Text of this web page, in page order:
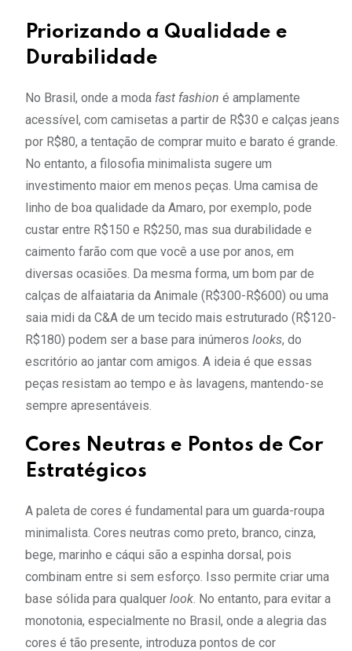
Priorizando a Qualidade e
Durabilidade
No Brasil, onde a moda fast fashion é amplamente
acessível, com camisetas a partir de R$30 e calças jeans
por R$80, a tentação de comprar muito e barato é grande.
No entanto, a filosofia minimalista sugere um
investimento maior em menos peças. Uma camisa de
linho de boa qualidade da Amaro, por exemplo, pode
custar entre R$150 e R$250, mas sua durabilidade e
caimento farão com que você a use por anos, em
diversas ocasiões. Da mesma forma, um bom par de
calças de alfaiataria da Animale (R$300-R$600) ou uma
saia midi da C&A de um tecido mais estruturado (R$120-
R$180) podem ser a base para inúmeros looks, do
escritório ao jantar com amigos. A ideia é que essas
peças resistam ao tempo e às lavagens, mantendo-se
sempre apresentáveis.
Cores Neutras e Pontos de Cor
Estratégicos
A paleta de cores é fundamental para um guarda-roupa
minimalista. Cores neutras como preto, branco, cinza,
bege, marinho e cáqui são a espinha dorsal, pois
combinam entre si sem esforço. Isso permite criar uma
base sólida para qualquer look. No entanto, para evitar a
monotonia, especialmente no Brasil, onde a alegria das
cores é tão presente, introduza pontos de cor